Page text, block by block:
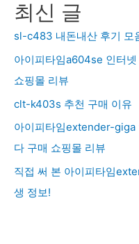
최신 글
sl-c483 내돈내산 후기 모
아이피타임a604se 인터넷
쇼핑몰 리뷰
clt-k403s 추천 구매 이유
아이피타임extender-giga
다 구매 쇼핑몰 리뷰
직접 써 본 아이피타임
생 정보!